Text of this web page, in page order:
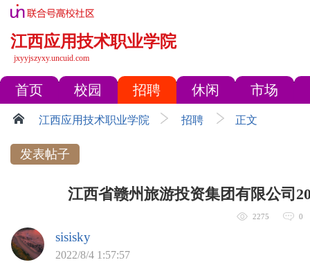
江西应用技术职业学院
jxyyjszyxy.uncuid.com
首页 校园 招聘 休闲 市场
江西应用技术职业学院 招聘 正文
发表帖子
江西省赣州旅游投资集团有限公司
2275 0
sisisky
2022/8/4 1:57:57